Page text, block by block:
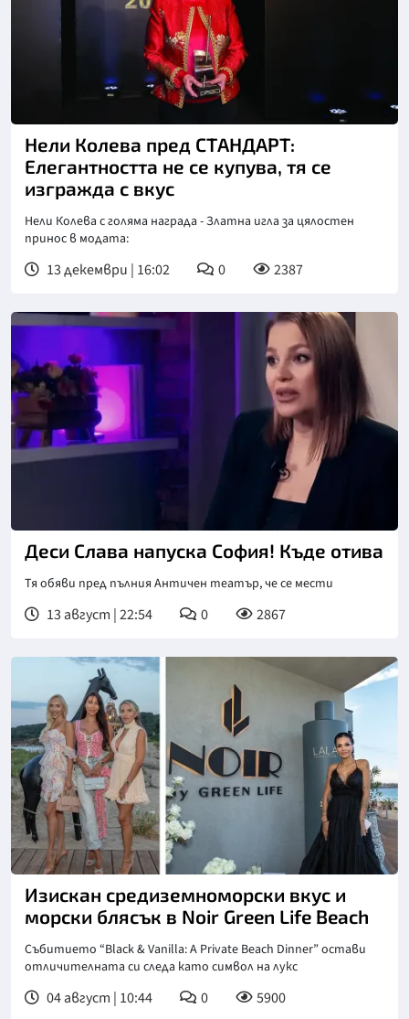
Нели Колева пред СТАНДАРТ:
Елегантността не се купува, тя се
изгражда с вкус
Нели Колева с голяма награда - Златна игла за цялостен
принос в модата:
13 декември | 16:02 0 2387
Деси Слава напуска София! Къде отива
Тя обяви пред пълния Античен театър, че се мести
13 август | 22:54 0 2867
Изискан средиземноморски вкус и
морски блясък в Noir Green Life Beach
Събитието “Black & Vanilla: A Private Beach Dinner” остави
отличителната си следа като символ на лукс
04 август | 10:44 0 5900